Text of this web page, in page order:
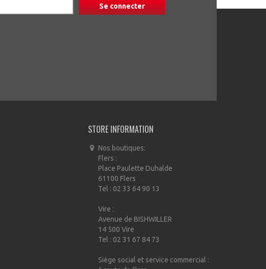
STORE INFORMATION
Nos boutiques:
Flers :
Place Paulette Duhalde
61100 Flers
Tel : 02 33 64 90 13
Vire :
Avenue de BISHWILLER
14 500 Vire
Tel : 02 31 67 84 73
Siège social et service commercial :